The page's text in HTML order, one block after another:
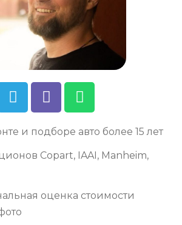
и подборе авто более 15 лет
Copart, IAAI, Manheim,
оценка стоимости